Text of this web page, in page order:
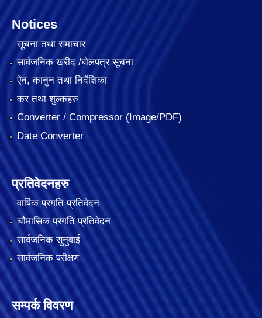
Notices
सूचना तथा समाचार
सार्वजनिक खरीद /बोलपत्र सूचना
ऐन, कानुन तथा निर्देशिका
कर तथा शुल्कहरु
Converter / Compressor (Image/PDF)
Date Converter
प्रतिवेदनहरु
वार्षिक प्रगति प्रतिवेदन
चौमासिक प्रगति प्रतिवेदन
सार्वजनिक सुनुवाई
सार्वजनिक परीक्षण
सम्पर्क विवरण